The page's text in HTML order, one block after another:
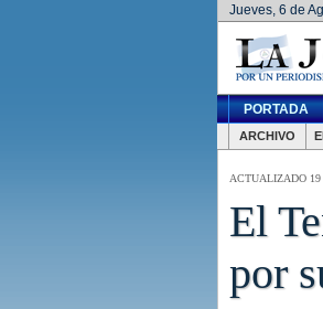
Jueves, 6 de
PORTADA
ARCHIVO
ACTUALIZADO
El
por